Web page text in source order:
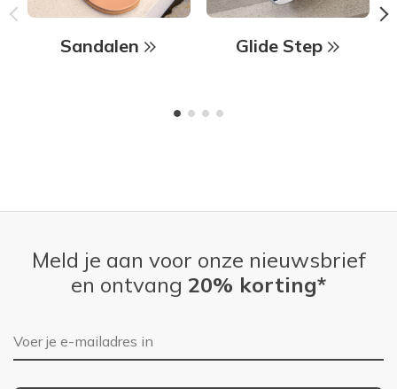
Sandalen Glide Step
Meld je aan voor onze nieuwsbrief
en ontvang 20% korting*
E-mailadres